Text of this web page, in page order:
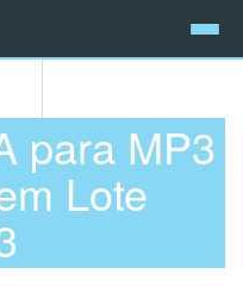
para MP3
Lote